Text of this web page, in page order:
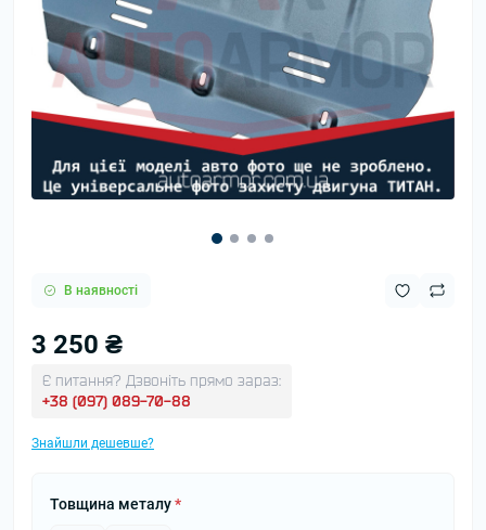
В наявності
3 250 ₴
Є питання? Дзвоніть прямо зараз:
+38 (097) 089-70-88
Знайшли дешевше?
Товщина металу*